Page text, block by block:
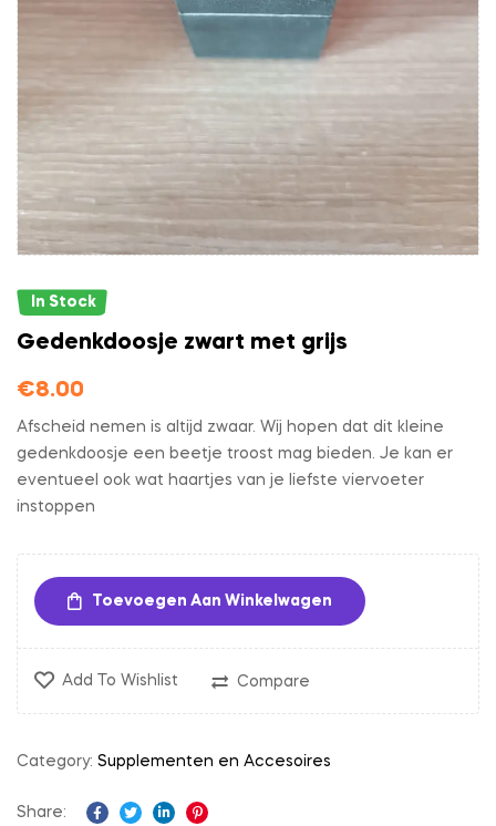
In Stock
Gedenkdoosje zwart met grijs
€8.00
Afscheid nemen is altijd zwaar. Wij hopen dat dit kleine
gedenkdoosje een beetje troost mag bieden. Je kan er
eventueel ook wat haartjes van je liefste viervoeter
instoppen
Toevoegen Aan Winkelwagen
Add To Wishlist Compare
Category: Supplementen en Accesoires
Share: